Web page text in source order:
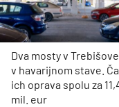
Dva mosty v
v havarijnom stave.
ich oprava spolu za
mil. eur